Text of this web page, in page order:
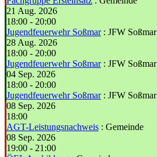
21 Aug. 2026
18:00 - 20:00
Jugendfeuerwehr Soßmar: JFW Soßmar
28 Aug. 2026
18:00 - 20:00
Jugendfeuerwehr Soßmar: JFW Soßmar
04 Sep. 2026
18:00 - 20:00
Jugendfeuerwehr Soßmar: JFW Soßmar
08 Sep. 2026
18:00
AGT-Leistungsnachweis : Gemeinde
08 Sep. 2026
19:00 - 21:00